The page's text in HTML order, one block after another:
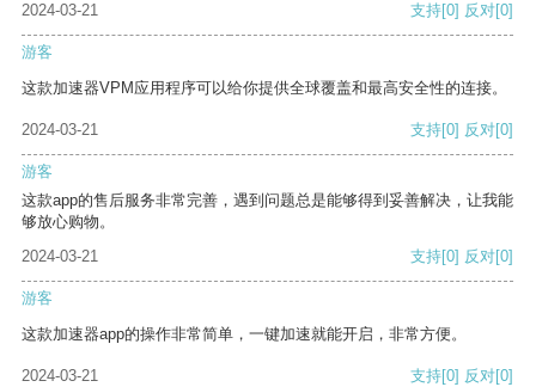
2024-03-21
支持[0] 反对[0]
游客
这款加速器VPM应用程序可以给你提供全球覆盖和最高安全性的连接。
2024-03-21 支持[0] 反对[0]
游客
这款app的售后服务非常完善，遇到问题总是能够得到妥善解决，让我能
够放心购物。
2024-03-21
支持[0] 反对[0]
游客
这款加速器app的操作非常简单，一键加速就能开启，非常方便。
2024-03-21 支持[0] 反对[0]